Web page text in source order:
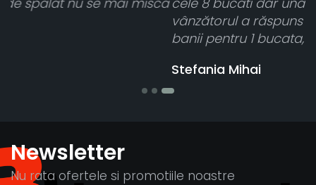
vânzătorul a răspuns rapid și a rambursat
banii pentru 1 bucata, Multumesc
Newsletter
Nu rata ofertele si promotiile noastre